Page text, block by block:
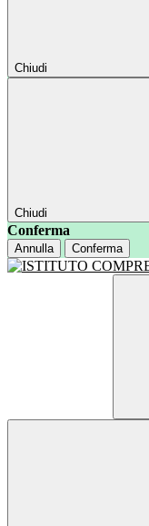
Chiudi
Chiudi
Conferma
Annulla Conferma